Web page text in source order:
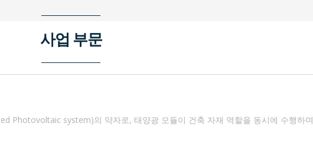
사업 부문
Photovoltaic system)의 약자로, 태양광 모듈이 건축 자재 역할을 동시에 수행하